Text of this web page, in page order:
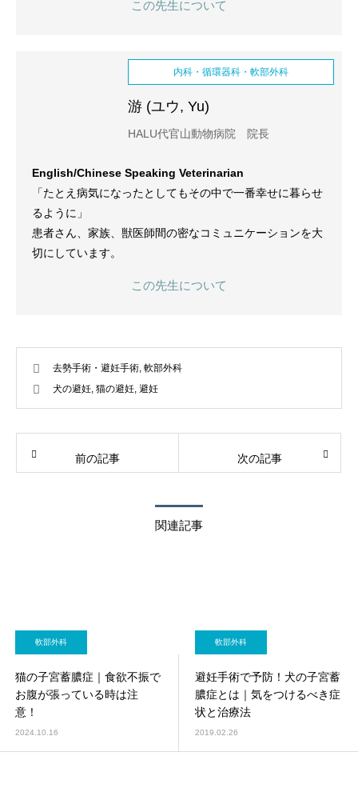
この先生について
内科・循環器科・軟部外科
游 (ユウ, Yu)
HALU代官山動物病院 院長
English/Chinese Speaking Veterinarian
「たとえ病気になったとしてもその中で一番幸せに暮らせ
るように」
患者さん、家族、獣医師間の密なコミュニケーションを大
切にしています。
この先生について
去勢手術・避妊手術, 軟部外科
犬の避妊, 猫の避妊, 避妊
前の記事 次の記事
関連記事
軟部外科
猫の子宮蓄膿症｜食欲不振で
お腹が張っている時は注
意！
2024.10.16
軟部外科
避妊手術で予防！犬の子宮蓄
膿症とは｜気をつけるべき症
状と治療法
2019.02.26